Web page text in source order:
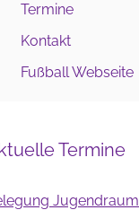
Termine
Kontakt
Fußball Webseite
Termine
Jugendraum